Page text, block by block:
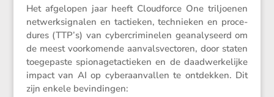
Het afgelopen jaar heeft Cloud­force One triljoenen
netwerk­sig­nalen en tactieken, technieken en proce­
dures (TTP’s) van cyber­cri­mi­nelen geana­ly­seerd om
de meest voorko­mende aanvals­vec­toren, door staten
toege­paste spiona­ge­t­ac­tieken en de daadwer­ke­lijke
impact van AI op cyber­aan­vallen te ontdekken. Dit
zijn enkele bevindingen: